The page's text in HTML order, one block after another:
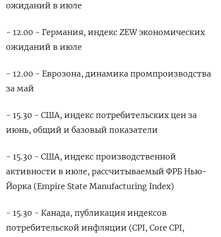
ожиданий в июле
- 12.00 - Германия, индекс ZEW экономических
ожиданий в июле
- 12.00 - Еврозона, динамика промпроизводства
за май
- 15.30 - США, индекс потребительских цен за
июнь, общий и базовый показатели
- 15.30 - США, индекс производственной
активности в июле, рассчитываемый ФРБ Нью-
Йорка (Empire State Manufacturing Index)
- 15.30 - Канада, публикация индексов
потребительской инфляции (CPI, Core CPI,